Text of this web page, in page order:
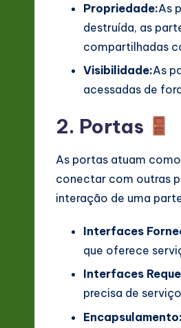
Propriedade:As
destruída, as
compartilhadas
Visibilidade:As
acessadas de
2. Portas
As portas atuam
conectar com outras
interação de uma
Interfaces
que oferece
Interfaces
precisa de
Encapsulamento: